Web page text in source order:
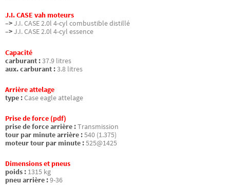
J.I. CASE vah moteurs
–>J.I. CASE 2.0l 4-cyl combustible distillé
–>J.I. CASE 2.0l 4-cyl essence
Capacité
carburant :37.9 litres
aux. carburant :3.8 litres
Arrière attelage
type :Case eagle attelage
Prise de force (pdf)
prise de force arrière :Transmission
tour par minute arrière :540 (1.375)
moteur tour par minute :525@1425
Dimensions et pneus
poids : 1315 kg
pneu arrière :9-36